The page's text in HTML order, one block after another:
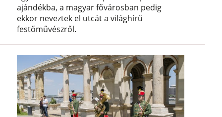
ajándékba, a magyar fővárosban pedig
ekkor neveztek el utcát a világhírű
festőművészről.